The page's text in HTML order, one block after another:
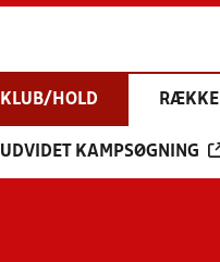
KLUB/HOLD RÆKKE
UDVIDET KAMPSØGNING